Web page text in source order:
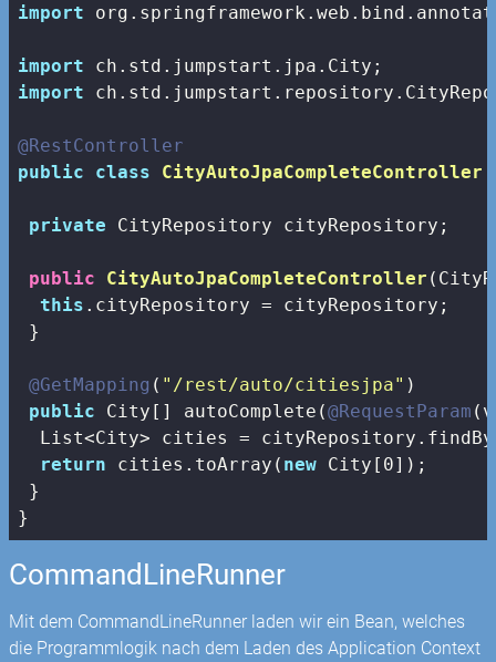
import
import
import
@RestController
public
class CityAutoJpaCompleteController
private CityRepository cityRepository;
public CityAutoJpaCompleteController
this .cityRepository = cityRepository;
}
@GetMapping ( "/rest/auto/citiesjpa" )
public City[] autoComplete(@RequestParam
List<City> cities =
return cities.toArray( new City[ 0]);
}
}
CommandLineRunner
Mit dem CommandLineRunner laden wir ein Bean, welches
die Programmlogik nach dem Laden des Application Context